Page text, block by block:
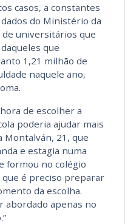
casos, a constantes
do Ministério da
de universitários que
que
1,21 milhão de
naquele ano,
de escolher a
poderia ajudar mais
Montalván, 21, que
e estagia numa
formou no colégio
é preciso preparar
da escolha.
abordado apenas no